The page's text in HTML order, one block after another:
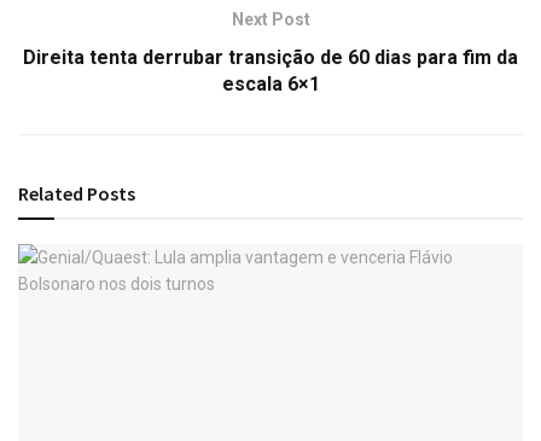
Next Post
Direita tenta derrubar transição de 60 dias para fim da
escala 6×1
Related Posts